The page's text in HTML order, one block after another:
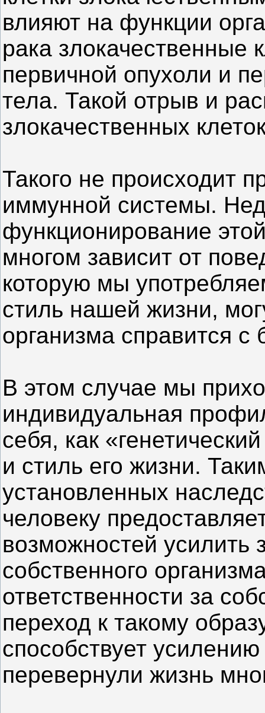
влияют на функции
рака злокачественные
первичной опухоли и
тела. Такой отрыв и
злокачественных
Такого не происходит
иммунной системы.
функционирование
многом зависит от
которую мы
стиль нашей жизни,
организма справится с
В этом случае мы
индивидуальная
себя, как
и стиль его жизни.
установленных
человеку
возможностей
собственного
ответственности за
переход к такому
способствует
перевернули жизнь